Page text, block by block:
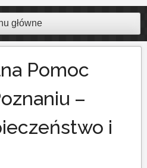
główne
Pomoc
–
i